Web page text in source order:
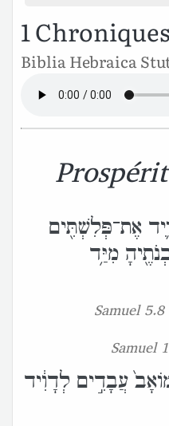
1
Biblia Hebraica
אֶת־פְּלִשְׁתִּ֖ים
מִיַּ֥ד
עֲבָדִ֣ים לְדָוִ֔יד